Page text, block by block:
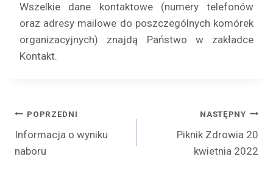
Wszelkie dane kontaktowe (numery telefonów
oraz adresy mailowe do poszczególnych komórek
organizacyjnych) znajdą Państwo w zakładce
Kontakt.
Nawigacja
wpisu
POPRZEDNI
Informacja o wyniku
naboru
NASTĘPNY
Piknik Zdrowia 20
kwietnia 2022